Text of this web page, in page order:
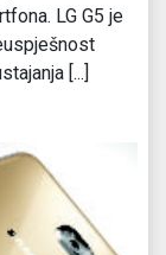
LG G5 je
[...]